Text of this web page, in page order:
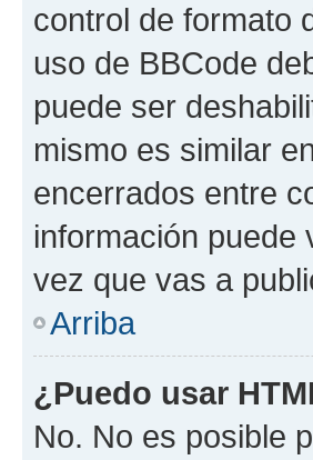
control de formato
uso de BBCode
puede ser
mismo es similar
encerrados entre
información puede
vez que vas a
Arriba
¿Puedo usar
No. No es posible